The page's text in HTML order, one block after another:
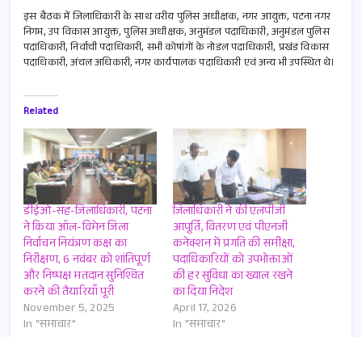
इस बैठक में जिलाधिकारी के साथ वरीय पुलिस अधीक्षक, नगर आयुक्त, पटना नगर
निगम, उप विकास आयुक्त, पुलिस अधीक्षक, अनुमंडल पदाधिकारी, अनुमंडल पुलिस
पदाधिकारी, निर्वाची पदाधिकारी, सभी कोषांगों के नोडल पदाधिकारी, प्रखंड विकास
पदाधिकारी, अंचल अधिकारी, नगर कार्यपालक पदाधिकारी एवं अन्य भी उपस्थित थे।
Related
डीईओ-सह-जिलाधिकारी, पटना
ने किया ऑल-विमेन जिला
निर्वाचन नियंत्रण कक्ष का
निरीक्षण, 6 नवंबर को शांतिपूर्ण
और निष्पक्ष मतदान सुनिश्चित
करने की तैयारियाँ पूरी
November 5, 2025
In "समाचार"
जिलाधिकारी ने की एलपीजी
आपूर्ति, वितरण एवं पीएनजी
कनेक्शन में प्रगति की समीक्षा,
पदाधिकारियों को उपभोक्ताओं
की हर सुविधा का ख्याल रखने
का दिया निदेश
April 17, 2026
In "समाचार"